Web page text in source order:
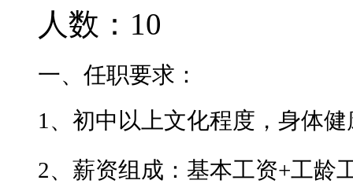
人数：10
一、任职要求：
1、初中以上文化程度，身体
2、薪资组成：基本工资+工龄